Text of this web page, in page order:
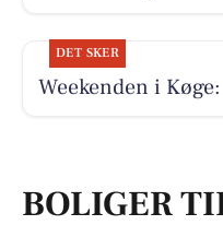
DET SKER
Weekenden i
BOLIGER